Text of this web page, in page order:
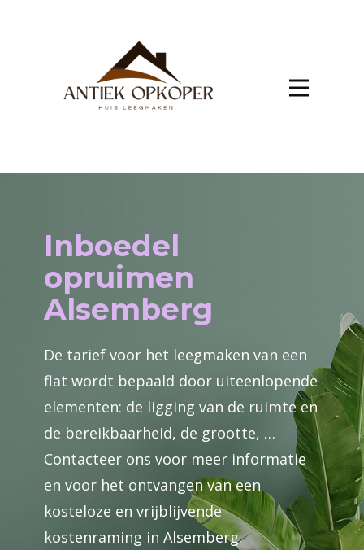
Inboedel
opruimen
Alsemberg
De tarief voor het leegmaken van een
flat wordt bepaald door uiteenlopende
elementen: de ligging van de ruimte en
de bereikbaarheid, de grootte, …
Contacteer ons voor meer informatie
en voor het ontvangen van een
kosteloze en vrijblijvende
kostenraming in Alsemberg.